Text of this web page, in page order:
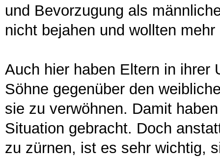
und Bevorzugung als
nicht bejahen und wollten
Auch hier haben Eltern in ihrer
Söhne gegenüber den
sie zu verwöhnen. Damit
Situation gebracht. Doch
zu zürnen, ist es sehr wichtig,